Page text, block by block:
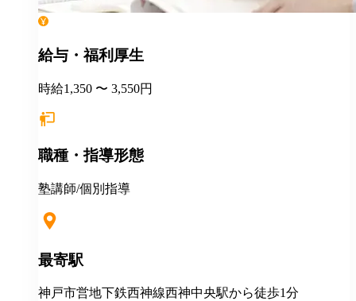
給与・福利厚生
時給1,350 〜 3,550円
職種・指導形態
塾講師/個別指導
最寄駅
神戸市営地下鉄西神線西神中央駅から徒歩1分